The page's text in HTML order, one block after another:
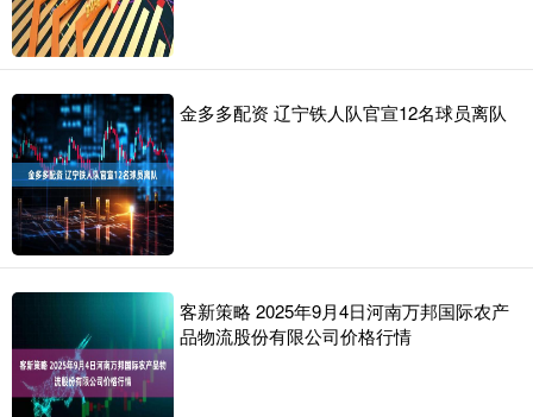
金多多配资 辽宁铁人队官宣12名球员离队
客新策略 2025年9月4日河南万邦国际农产
品物流股份有限公司价格行情